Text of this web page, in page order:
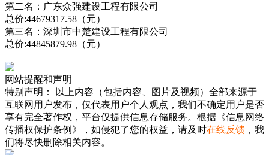
第二名：广东众强建设工程有限公司
总价:44679317.58（元）
第三名：深圳市中楚建设工程有限公司
总价:44845879.98（元）
网站提醒和声明
特别声明：
以上内容（包括内容、图片及视频）全部来源于
互联网用户发布，仅代表用户个人观点，我们不确定用户是否
享有完全著作权，平台仅提供信息存储服务。根据《信息网络
传播权保护条例》，如侵犯了您的权益，请及时在线反馈 ，我
们将尽快删除相关内容。